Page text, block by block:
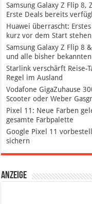
Samsung Galaxy Z Flip
Erste Deals bereits
Huawei überrascht:
kurz vor dem Start stehen
Samsung Galaxy Z Flip 8
und alle bisher
Starlink verschärft Reise-
Regel im Ausland
Vodafone GigaZuhause
Scooter oder Weber
Pixel 11: Neue Farben
gesamte Farbpalette
Google Pixel 11
sichern
Anzeige